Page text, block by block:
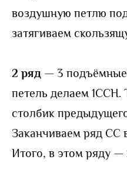
воздушную петлю
затягиваем
2 ряд — 3 подъёмные
петель делаем 1ССН.
столбик
Заканчиваем ряд
Итого, в этом ряду —